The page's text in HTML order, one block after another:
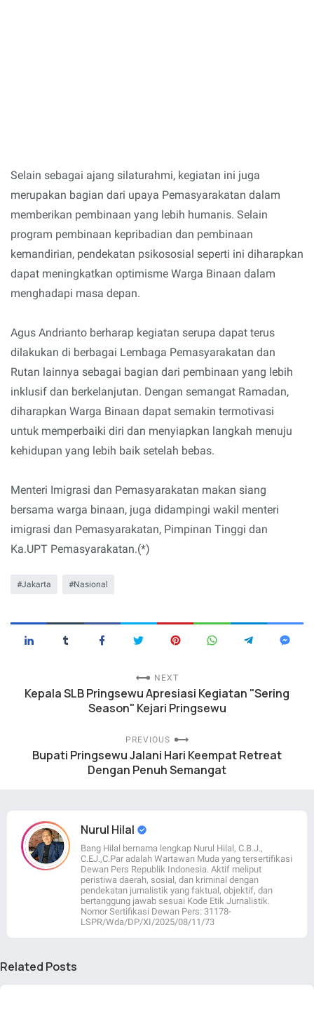
Selain sebagai ajang silaturahmi, kegiatan ini juga
merupakan bagian dari upaya Pemasyarakatan dalam
memberikan pembinaan yang lebih humanis. Selain
program pembinaan kepribadian dan pembinaan
kemandirian, pendekatan psikososial seperti ini diharapkan
dapat meningkatkan optimisme Warga Binaan dalam
menghadapi masa depan.
Agus Andrianto berharap kegiatan serupa dapat terus
dilakukan di berbagai Lembaga Pemasyarakatan dan
Rutan lainnya sebagai bagian dari pembinaan yang lebih
inklusif dan berkelanjutan. Dengan semangat Ramadan,
diharapkan Warga Binaan dapat semakin termotivasi
untuk memperbaiki diri dan menyiapkan langkah menuju
kehidupan yang lebih baik setelah bebas.
Menteri Imigrasi dan Pemasyarakatan makan siang
bersama warga binaan, juga didampingi wakil menteri
imigrasi dan Pemasyarakatan, Pimpinan Tinggi dan
Ka.UPT Pemasyarakatan.(*)
Jakarta Nasional
NEXT
Kepala SLB Pringsewu Apresiasi Kegiatan "Sering
Season" Kejari Pringsewu
PREVIOUS
Bupati Pringsewu Jalani Hari Keempat Retreat
Dengan Penuh Semangat
Nurul Hilal
Bang Hilal bernama lengkap Nurul Hilal, C.B.J.,
C.EJ.,C.Par adalah Wartawan Muda yang tersertifikasi
Dewan Pers Republik Indonesia. Aktif meliput
peristiwa daerah, sosial, dan kriminal dengan
pendekatan jurnalistik yang faktual, objektif, dan
bertanggung jawab sesuai Kode Etik Jurnalistik.
Nomor Sertifikasi Dewan Pers: 31178-
LSPR/Wda/DP/XI/2025/08/11/73
Related Posts